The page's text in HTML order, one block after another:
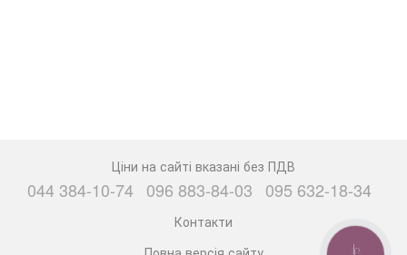
Ціни на сайті вказані без ПДВ
044 384-10-74 096 883-84-03 095 632-18-34
Контакти
КНОПКА